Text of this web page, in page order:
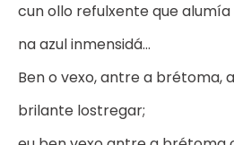
cun ollo refulxente que alumía
na azul inmensidá…
Ben o vexo, antre a brétoma,
brilante lostregar;